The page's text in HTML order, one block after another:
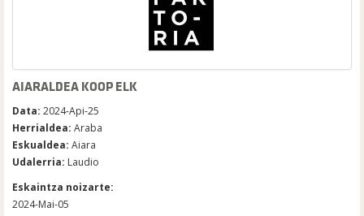
AIARALDEA KOOP ELK
Data: 2024-Api-25
Herrialdea: Araba
Eskualdea: Aiara
Udalerria: Laudio
Eskaintza noizarte:
2024-Mai-05